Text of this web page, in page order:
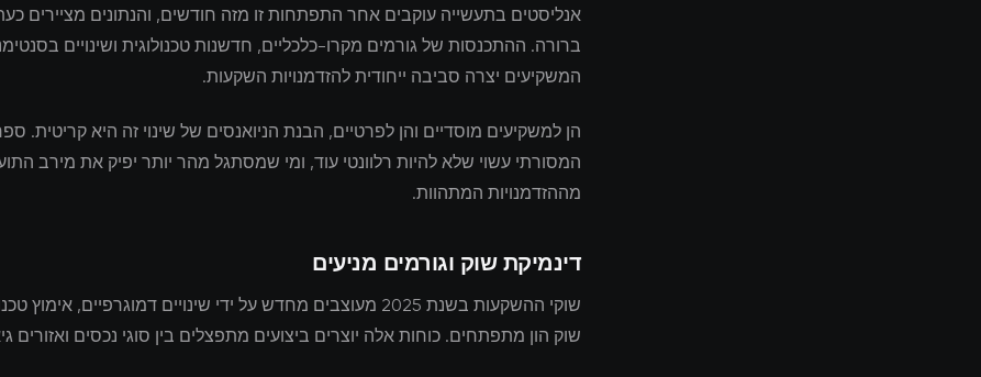
אנליסטים בתעשייה עוקבים אחר התפתחות זו מזה חודשים, והנתונים מציירים
ברורה. ההתכנסות של גורמים מקרו-כלכליים, חדשנות טכנולוגית ושינויים
המשקיעים יצרה סביבה ייחודית להזדמנויות השקעות.
הן למשקיעים מוסדיים והן לפרטיים, הבנת הניואנסים של שינוי זה היא קריטית.
המסורתי עשוי שלא להיות רלוונטי עוד, ומי שמסתגל מהר יותר יפיק את מירב
מההזדמנויות המתהוות.
דינמיקת שוק וגורמים מניעים
שוקי ההשקעות בשנת 2025 מעוצבים מחדש על ידי שינויים דמוגרפיים, אימוץ
שוק הון מתפתחים. כוחות אלה יוצרים ביצועים מתפצלים בין סוגי נכסים ואזורים